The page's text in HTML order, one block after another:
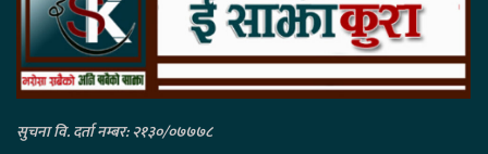
सुचना वि. दर्ता नम्बर: २१३०/०७७७८